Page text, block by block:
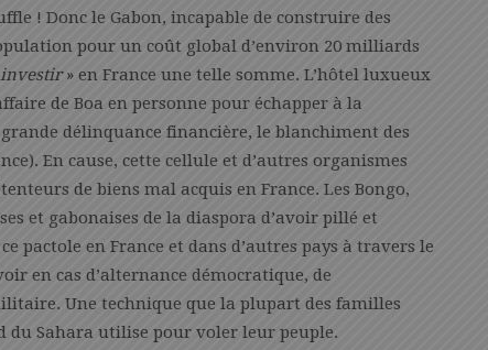
! Donc le Gabon, incapable de construire des
pour un coût global d’environ 20 milliards
investir» en France une telle somme. L’hôtel luxueux
de Boa en personne pour échapper à la
délinquance financière, le blanchiment des
En cause, cette cellule et d’autres organismes
de biens mal acquis en France. Les Bongo,
et gabonaises de la diaspora d’avoir pillé et
pactole en France et dans d’autres pays à travers le
en cas d’alternance démocratique, de
Une technique que la plupart des familles
du Sahara utilise pour voler leur peuple.